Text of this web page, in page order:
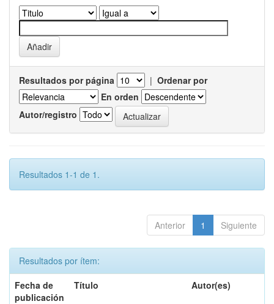
Resultados por página | Ordenar por
En orden
Autor/registro
Resultados 1-1 de 1.
Anterior 1 Siguiente
Resultados por ítem:
Fecha de
publicación
Título Autor(es)